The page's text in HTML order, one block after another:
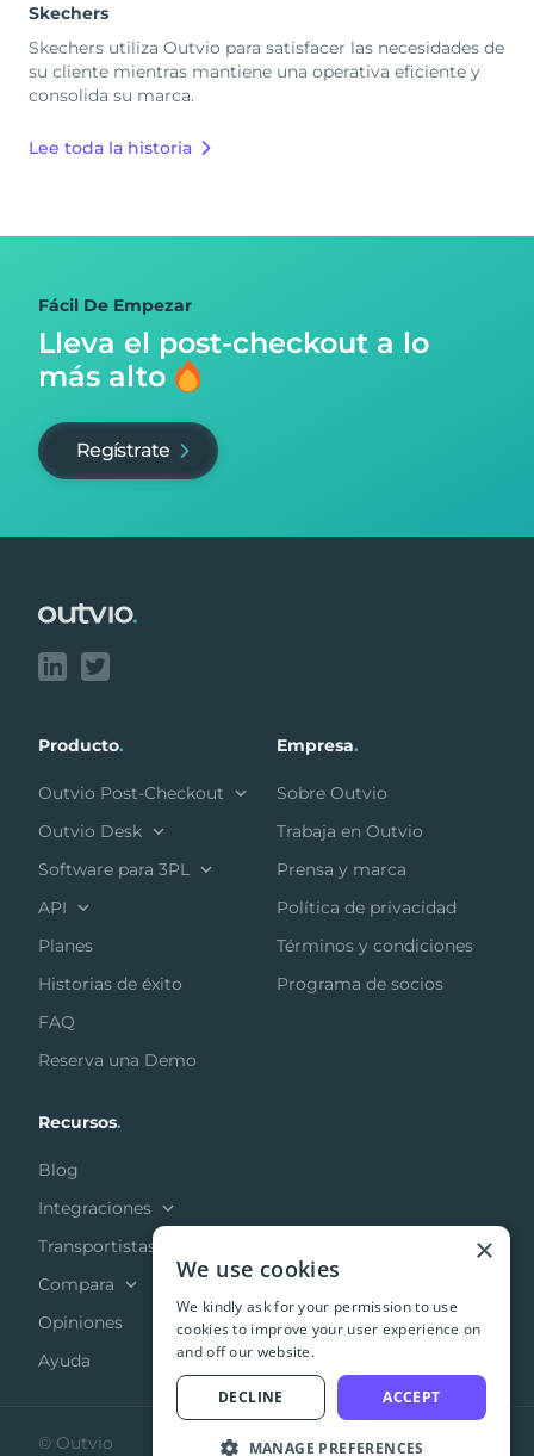
Skechers
Skechers utiliza Outvio para satisfacer las necesidades de
su cliente mientras mantiene una operativa eficiente y
consolida su marca.
Lee toda la historia
Fácil De Empezar
Lleva el post-checkout a lo
más alto
Regístrate
Producto.
Outvio Post-Checkout
Outvio Desk
Software para 3PL
API
Planes
Historias de éxito
FAQ
Reserva una Demo
Empresa.
Sobre Outvio
Trabaja en Outvio
Prensa y marca
Política de privacidad
Términos y condiciones
Programa de socios
Recursos.
Blog
Integraciones
Transportistas
Compara
Opiniones
Ayuda
© Outvio
×
We use cookies
We kindly ask for your permission to use
cookies to improve your user experience on
and off our website.
ACCEPT
DECLINE
MANAGE PREFERENCES